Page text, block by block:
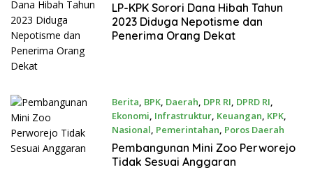
LP-KPK Sorori Dana Hibah Tahun
2023 Diduga Nepotisme dan
Penerima Orang Dekat
Berita, BPK, Daerah, DPR RI, DPRD RI,
Ekonomi, Infrastruktur, Keuangan, KPK,
Nasional, Pemerintahan, Poros Daerah
Jun 28, 2024
Pembangunan Mini Zoo Perworejo
Tidak Sesuai Anggaran